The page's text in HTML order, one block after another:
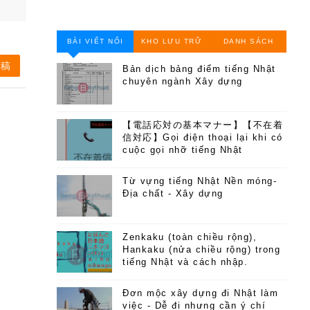
BÀI VIẾT NỔI
BẬT
KHO LƯU TRỮ DANH SÁCH
TRANG
Bản dịch bảng điểm tiếng Nhật
chuyên ngành Xây dựng
【電話応対の基本マナー】【不在着
信対応】Gọi điện thoại lại khi có
cuộc gọi nhỡ tiếng Nhật
Từ vựng tiếng Nhật Nền móng-
Địa chất - Xây dựng
Zenkaku (toàn chiều rộng),
Hankaku (nửa chiều rộng) trong
tiếng Nhật và cách nhập.
Đơn mộc xây dựng đi Nhật làm
việc - Dễ đi nhưng cần ý chí